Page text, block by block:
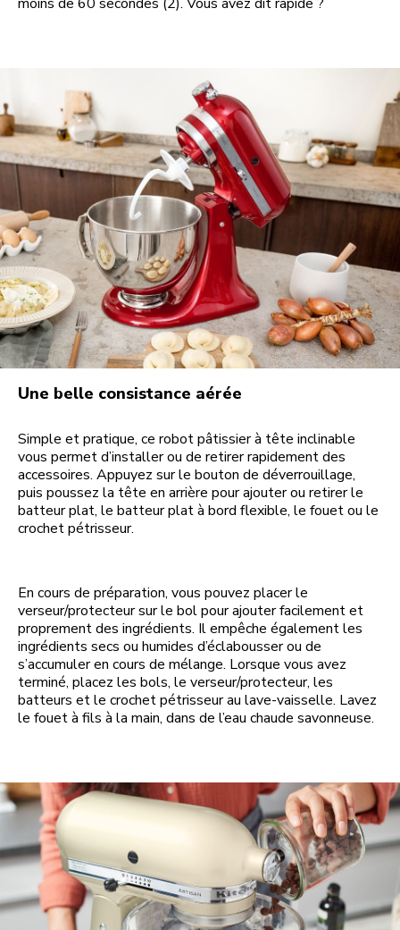
Une belle consistance aérée
Simple et pratique, ce robot pâtissier à tête inclinable
vous permet d’installer ou de retirer rapidement des
accessoires. Appuyez sur le bouton de déverrouillage,
puis poussez la tête en arrière pour ajouter ou retirer le
batteur plat, le batteur plat à bord flexible, le fouet ou le
crochet pétrisseur.
En cours de préparation, vous pouvez placer le
verseur/protecteur sur le bol pour ajouter facilement et
proprement des ingrédients. Il empêche également les
ingrédients secs ou humides d’éclabousser ou de
s’accumuler en cours de mélange. Lorsque vous avez
terminé, placez les bols, le verseur/protecteur, les
batteurs et le crochet pétrisseur au lave-vaisselle. Lavez
le fouet à fils à la main, dans de l’eau chaude savonneuse.